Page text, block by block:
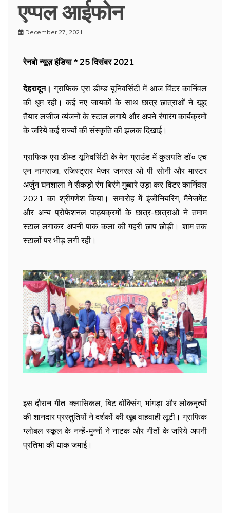
एप्पल आईफोन
December 27, 2021
रेनबो न्यूज़ इंडिया * 25 दिसंबर 2021
देहरादून। ग्राफिक एरा डीम्ड यूनिवर्सिटी में आज विंटर कार्निवल
की धूम रही। कई नए जायकों के साथ छात्र छात्राओं ने खुद
तैयार लजीज व्यंजनों के स्टाल लगाये और अपने रंगारंग कार्यक्रमों
के जरिये कई राज्यों की संस्कृति की झलक दिखाई।
ग्राफिक एरा डीम्ड यूनिवर्सिटी के मेन ग्राउंड में कुलपति डॉ० एच
एन नागराजा, रजिस्ट्रार मेजर जनरल ओ पी सोनी और मास्टर
अर्जुन घनशाला ने सैकड़ो रंग बिरंगे गुब्बारे उड़ा कर विंटर कार्निवल
2021 का श्रीगणेश किया। समारोह में इंजीनियरिंग, मैनेजमेंट
और अन्य प्रोफेशनल पाठ्यक्रमों के छात्र-छात्राओं ने तमाम
स्टाल लगाकर अपनी पाक कला की गहरी छाप छोड़ी। शाम तक
स्टालों पर भीड़ लगी रही।
इस दौरान गीत, क्लासिकल, बिट बॉक्सिंग, भांगड़ा और लोकनृत्यों
की शानदार प्रस्तुतियों ने दर्शकों की खूब वाहवाही लूटी। ग्राफिक
ग्लोबल स्कूल के नन्हें-मुन्नों ने नाटक और गीतों के जरिये अपनी
प्रतिभा की धाक जमाई।